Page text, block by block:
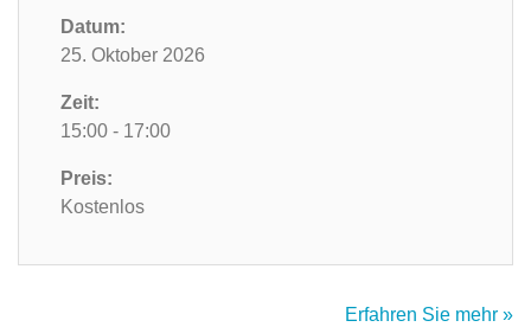
Datum:
25. Oktober 2026
Zeit:
15:00 - 17:00
Preis:
Kostenlos
Erfahren Sie mehr »